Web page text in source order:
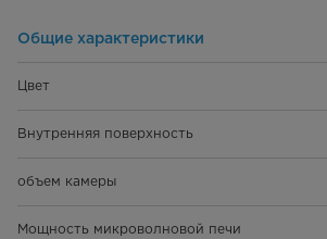
Общие характеристики
Цвет
Внутренняя поверхность
объем камеры
Мощность микроволновой печи